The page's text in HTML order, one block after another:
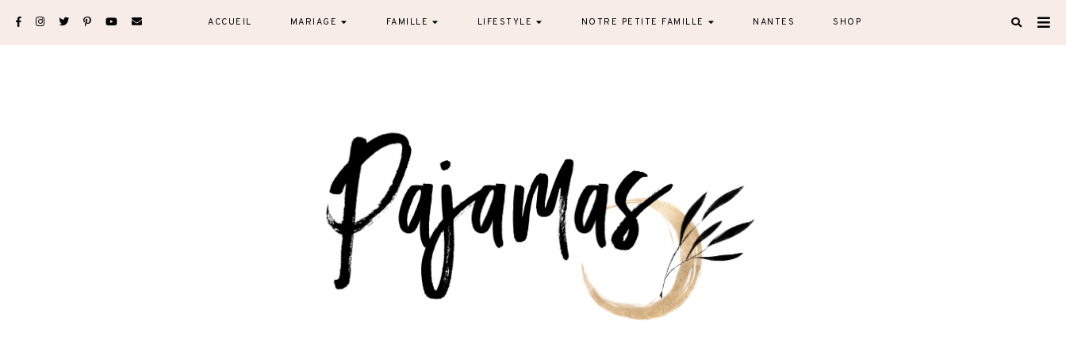
Skip
ACCUEIL MARIAGE FAMILLE LIFESTYLE NOTRE PETITE FAMILLE NANTES SHOP